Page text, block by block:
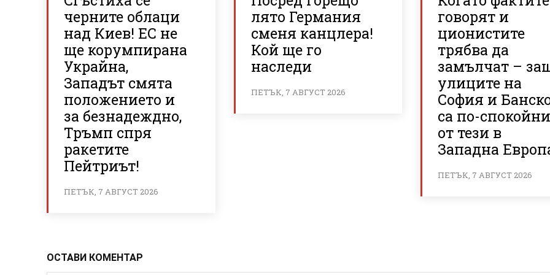
черните облаци
над Киев! ЕС не
ще корумпирана
Украйна,
Западът смята
положението и
за безнадеждно,
Тръмп спря
ракетите
Пейтриът!
ПЕТЪК, 7 АВГУСТ 2026
лято Германия
сменя канцлера!
Кой ще го
наследи
ПЕТЪК, 7 АВГУСТ 2026
говорят и
ционистите
трябва да
замълчат –
улиците на
София и
са по-спокойни
от тези в
Западна
ПЕТЪК, 7 АВГУСТ 2026
ОСТАВИ КОМЕНТАР